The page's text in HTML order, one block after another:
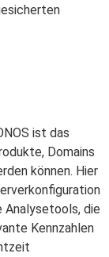
ist das
Domains
können. Hier
Analysetools, die
Kennzahlen